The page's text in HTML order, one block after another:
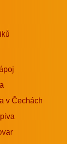
v Čechách